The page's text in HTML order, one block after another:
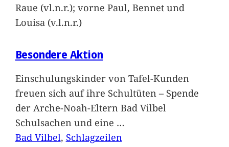
Raue (vl.n.r.); vorne Paul, Bennet und
Louisa (v.l.n.r.)
Besondere Aktion
Einschulungskinder von Tafel-Kunden
freuen sich auf ihre Schultüten – Spende
der Arche-Noah-Eltern Bad Vilbel
Schulsachen und eine …
Bad Vilbel, Schlagzeilen